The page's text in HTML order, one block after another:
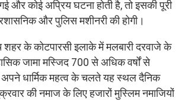
गई और कोई अप्रिय घटना होती है, तो इसकी पूरी
और पुलिस मशीनरी की होगी।
के कोटपारसी इलाके में मलबारी दरवाजे के
जामा मस्जिद 700 से अधिक वर्षों से
धार्मिक महत्व के चलते यह स्थल दैनिक
की नमाज के लिए हजारों मुस्लिम नमाजियों